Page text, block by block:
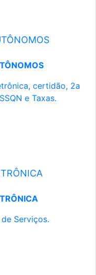
certidão, 2a
e Taxas.
Serviços.